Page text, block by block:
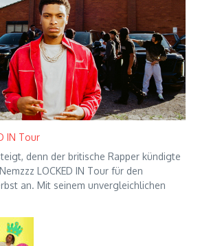
IN Tour
denn der britische Rapper kündigte
LOCKED IN Tour für den
an. Mit seinem unvergleichlichen